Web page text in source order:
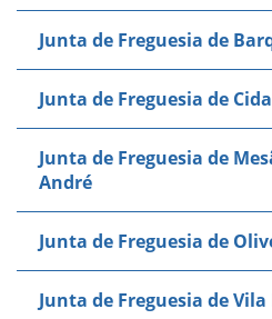
Junta de Freguesia de
Junta de Freguesia de
Junta de Freguesia de
André
Junta de Freguesia de
Junta de Freguesia de